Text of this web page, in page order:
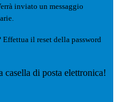
inviato un messaggio
Effettua il reset della password
di posta elettronica!